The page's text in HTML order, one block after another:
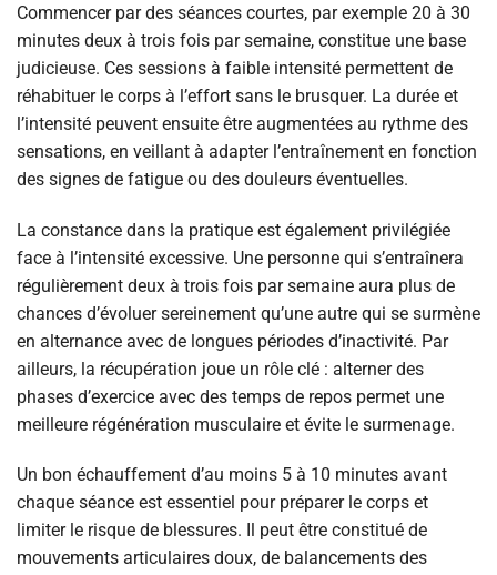
Commencer par des séances courtes, par exemple 20 à 30
minutes deux à trois fois par semaine, constitue une base
judicieuse. Ces sessions à faible intensité permettent de
réhabituer le corps à l’effort sans le brusquer. La durée et
l’intensité peuvent ensuite être augmentées au rythme des
sensations, en veillant à adapter l’entraînement en fonction
des signes de fatigue ou des douleurs éventuelles.
La constance dans la pratique est également privilégiée
face à l’intensité excessive. Une personne qui s’entraînera
régulièrement deux à trois fois par semaine aura plus de
chances d’évoluer sereinement qu’une autre qui se surmène
en alternance avec de longues périodes d’inactivité. Par
ailleurs, la récupération joue un rôle clé : alterner des
phases d’exercice avec des temps de repos permet une
meilleure régénération musculaire et évite le surmenage.
Un bon échauffement d’au moins 5 à 10 minutes avant
chaque séance est essentiel pour préparer le corps et
limiter le risque de blessures. Il peut être constitué de
mouvements articulaires doux, de balancements des